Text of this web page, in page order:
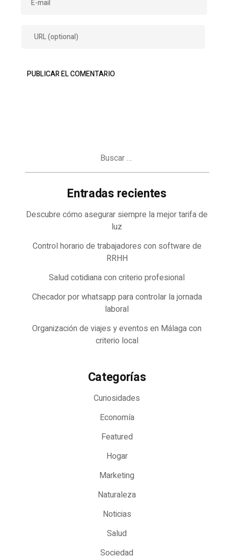
Entradas recientes
Descubre cómo asegurar siempre la mejor tarifa de
luz
Control horario de trabajadores con software de
RRHH
Salud cotidiana con criterio profesional
Checador por whatsapp para controlar la jornada
laboral
Organización de viajes y eventos en Málaga con
criterio local
Categorías
Curiosidades
Economía
Featured
Hogar
Marketing
Naturaleza
Noticias
Salud
Sociedad